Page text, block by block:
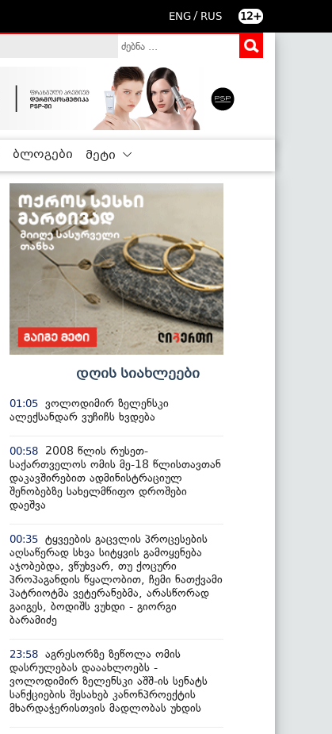
ENG / RUS 12+
ბლოგები მეტი
დღის სიახლეები
01:05 ვოლოდიმირ ზელენსკი
ალექსანდარ ვუჩიჩს ხვდება
00:58
2008 წლის რუსეთ-
საქართველოს ომის მე-18 წლისთავთან
დაკავშირებით ადმინისტრაციულ
შენობებზე სახელმწიფო დროშები
დაეშვა
00:35 ტყვეების გაცვლის პროცესების
აღსაწერად სხვა სიტყვის გამოყენება
აჯობებდა, ვწუხვარ, თუ ქოცური
პროპაგანდის წყალობით, ჩემი ნათქვამი
პატრიოტმა ვეტერანებმა, არასწორად
გაიგეს, ბოდიშს ვუხდი - გიორგი
ბარამიძე
23:58 აგრესორზე ზეწოლა ომის
დასრულებას დააახლოებს -
ვოლოდიმირ ზელენსკი აშშ-ის სენატს
სანქციების შესახებ კანონპროექტის
მხარდაჭერისთვის მადლობას უხდის